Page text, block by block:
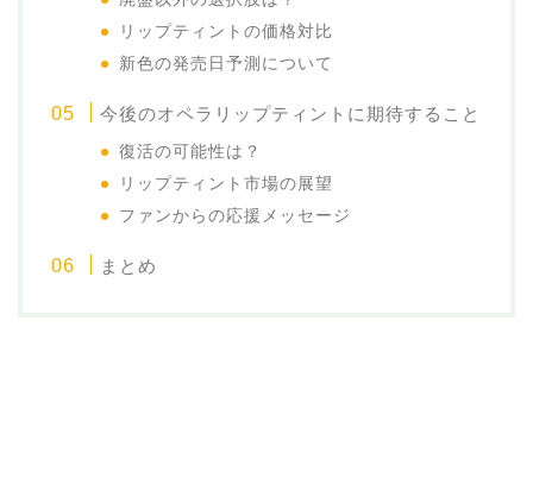
リップティントの価格対比
新色の発売日予測について
今後のオペラリップティントに期待すること
復活の可能性は？
リップティント市場の展望
ファンからの応援メッセージ
まとめ